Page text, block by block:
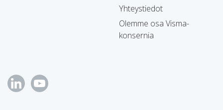
Yhteystiedot
Olemme osa Visma-
konsernia